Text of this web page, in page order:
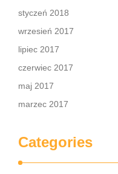
styczeń 2018
wrzesień 2017
lipiec 2017
czerwiec 2017
maj 2017
marzec 2017
Categories